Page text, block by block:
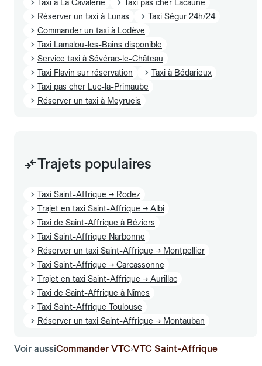
Taxi à La Cavalerie
Taxi pas cher Lacaune
Réserver un taxi à Lunas
Taxi Ségur 24h/24
Commander un taxi à Lodève
Taxi Lamalou-les-Bains disponible
Service taxi à Sévérac-le-Château
Taxi Flavin sur réservation
Taxi à Bédarieux
Taxi pas cher Luc-la-Primaube
Réserver un taxi à Meyrueis
Trajets populaires
Taxi Saint-Affrique → Rodez
Trajet en taxi Saint-Affrique → Albi
Taxi de Saint-Affrique à Béziers
Taxi Saint-Affrique Narbonne
Réserver un taxi Saint-Affrique → Montpellier
Taxi Saint-Affrique → Carcassonne
Trajet en taxi Saint-Affrique → Aurillac
Taxi de Saint-Affrique à Nîmes
Taxi Saint-Affrique Toulouse
Réserver un taxi Saint-Affrique → Montauban
Voir aussiCommander VTC›VTC Saint-Affrique